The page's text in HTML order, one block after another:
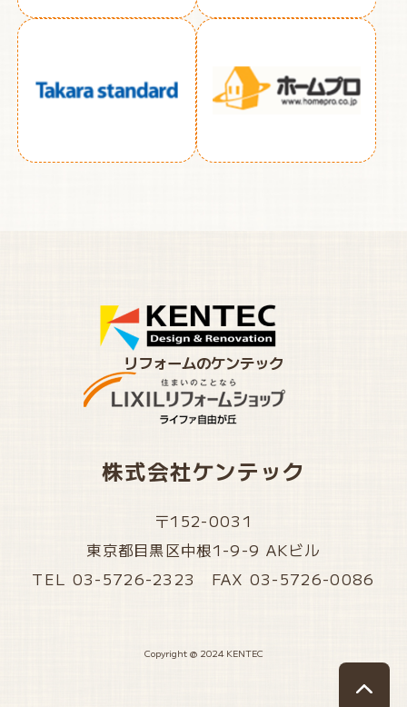
リフォームのケンテック
株式会社ケンテック
〒152-0031
東京都目黒区中根1-9-9 AKビル
TEL 03-5726-2323 FAX 03-5726-0086
Copyright @ 2024 KENTEC